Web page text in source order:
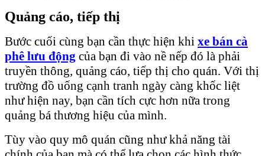
Quảng cáo, tiếp thị
Bước cuối cùng bạn cần thực hiện khi xe bán cà
phê lưu động của bạn đi vào nề nếp đó là phải
truyền thông, quảng cáo, tiếp thị cho quán. Với thị
trường đồ uống cạnh tranh ngày càng khốc liệt
như hiện nay, bạn cần tích cực hơn nữa trong
quảng bá thương hiệu của mình.
Tùy vào quy mô quán cũng như khả năng tài